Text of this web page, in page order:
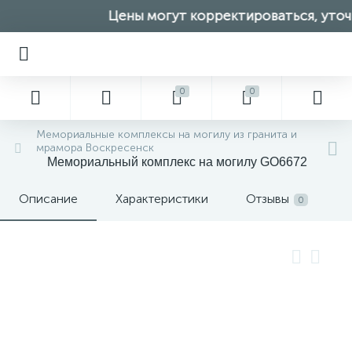
Цены могут корректироваться,
0 0
Мемориальные комплексы на могилу из гранита и
мрамора Воскресенск
Мемориальный комплекс на могилу GO6672
Описание Характеристики Отзывы 0